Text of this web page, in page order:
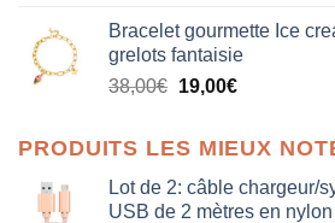
initial
était :
38,00€.
actuel
est :
19,00€.
Bracelet gourmette Ice
grelots fantaisie
38,00€ Le
était :
38,00€.
19,00€Le
est :
19,00€.
PRODUITS LES MIEUX
Lot de 2: câble chargeur/
USB de 2 mètres en